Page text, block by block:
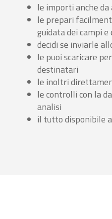
le importi anche
le prepari
guidata dei campi
decidi se inviarle
le puoi scaricare
destinatari
le inoltri
le controlli con la
analisi
il tutto disponibile